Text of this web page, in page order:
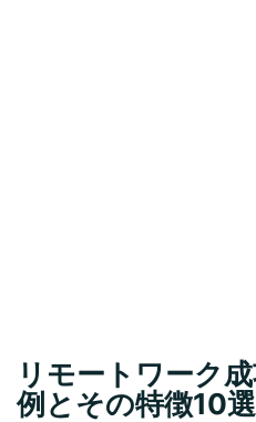
リモートワーク
例とその特徴10選